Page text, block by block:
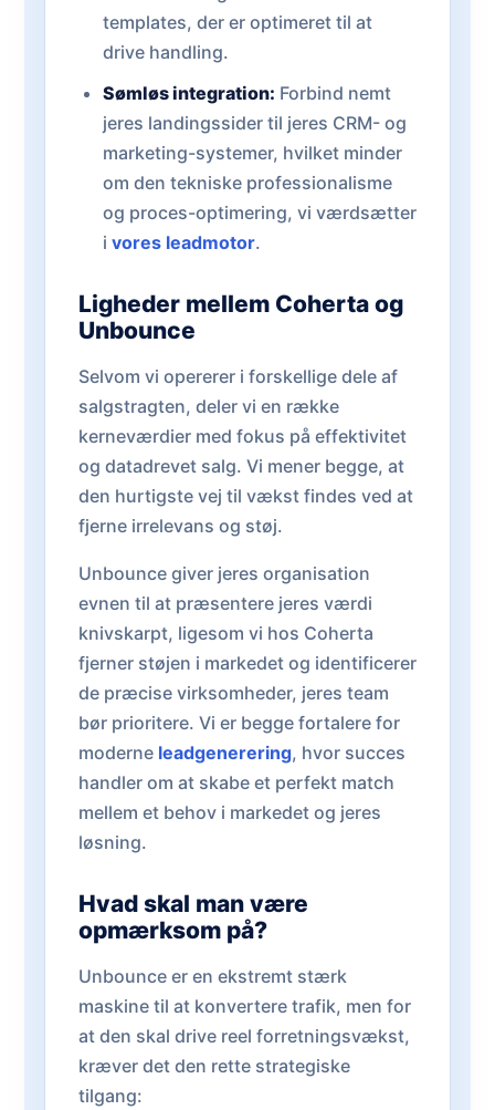
templates, der er optimeret til at
drive handling.
Sømløs integration: Forbind nemt
jeres landingssider til jeres CRM- og
marketing-systemer, hvilket minder
om den tekniske professionalisme
og proces-optimering, vi værdsætter
i vores leadmotor.
Ligheder mellem Coherta og
Unbounce
Selvom vi opererer i forskellige dele af
salgstragten, deler vi en række
kerneværdier med fokus på effektivitet
og datadrevet salg. Vi mener begge, at
den hurtigste vej til vækst findes ved at
fjerne irrelevans og støj.
Unbounce giver jeres organisation
evnen til at præsentere jeres værdi
knivskarpt, ligesom vi hos Coherta
fjerner støjen i markedet og identificerer
de præcise virksomheder, jeres team
bør prioritere. Vi er begge fortalere for
moderne leadgenerering, hvor succes
handler om at skabe et perfekt match
mellem et behov i markedet og jeres
løsning.
Hvad skal man være
opmærksom på?
Unbounce er en ekstremt stærk
maskine til at konvertere trafik, men for
at den skal drive reel forretningsvækst,
kræver det den rette strategiske
tilgang: